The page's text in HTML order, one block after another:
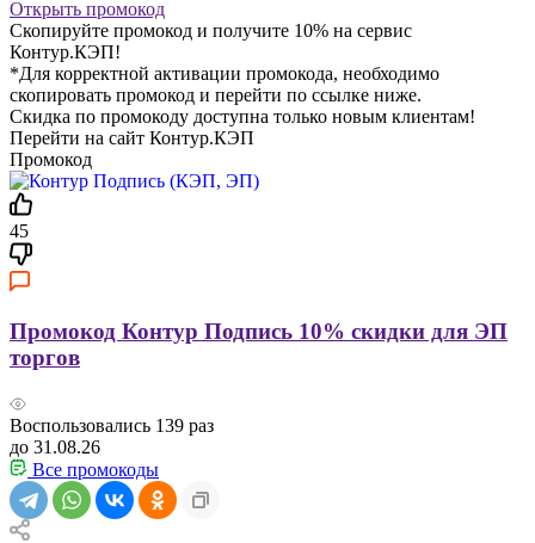
Открыть промокод
Скопируйте промокод и получите 10% на сервис
Контур.КЭП!
*Для корректной активации промокода, необходимо
скопировать промокод и перейти по ссылке ниже.
Скидка по промокоду доступна только новым клиентам!
Перейти на сайт Контур.КЭП
Промокод
45
Промокод Контур Подпись 10% скидки для ЭП
торгов
Воспользовались 139 раз
до 31.08.26
Все промокоды